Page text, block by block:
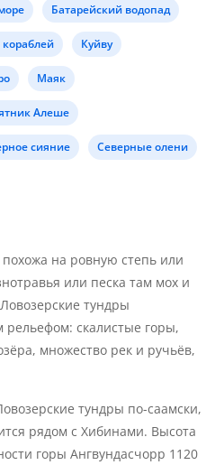
Батарейский водопад
Куйву
Маяк
Алеше
сияние Северные олени
на ровную степь или
или песка там мох и
тундры
скалистые горы,
множество рек и ручьёв,
тундры по-саамски,
рядом с Хибинами. Высота
горы Ангвундасчорр 1120